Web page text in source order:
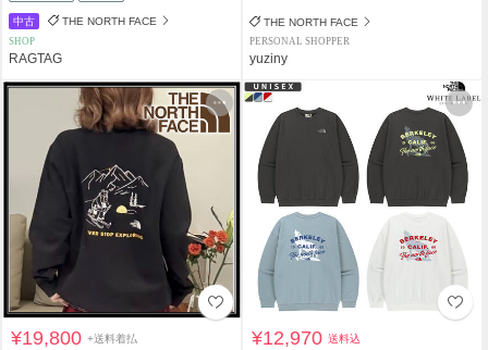
中古 THE NORTH FACE
SHOP
RAGTAG
THE NORTH FACE
PERSONAL SHOPPER
yuziny
¥19,800+送料着払 ¥12,970送料込